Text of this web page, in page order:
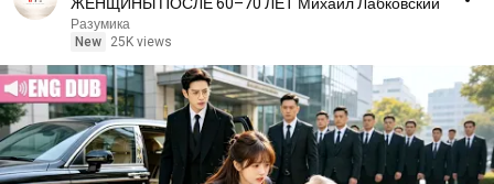
Разумика
New
25K views